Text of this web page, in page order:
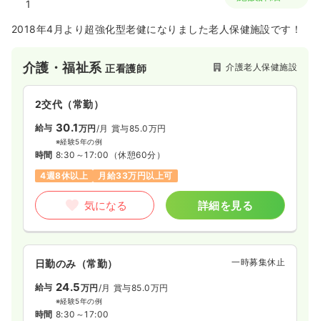
ICU系 一般病院
給与 32.6万円/月 賞与4.5ヶ月
年間休日121日
月給34万円以上可
気になる
病棟 正看護師 一般病院
給与 35.9 万円/月
時間 8:30～17:20（休憩60分）
土日祝休み
年間休日121日
1
2018年4月より超強化型老健になりました老人保健施設です！
介護・福祉系正看護師 介護老人保健施設
2交代（常勤）
給与 30.1万円 /月 賞与85.0万円
※経験5年の例
時間 8:30～17:00 （休憩60分）
4週8休以上
月給33万円以上可
気になる 詳細を見る
日勤のみ（常勤） 一時募集休止
給与 24.5万円/月 賞与85.0万円
※経験5年の例
時間 8:30～17:00